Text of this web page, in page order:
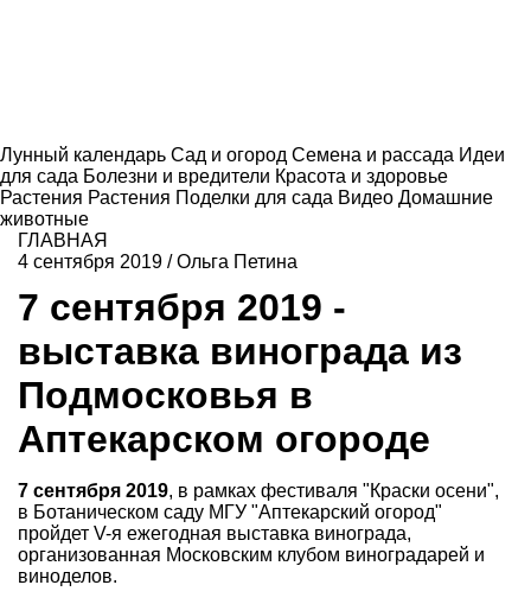
Лунный календарь Сад и огород Семена и рассада Идеи
для сада Болезни и вредители Красота и здоровье
Растения Растения Поделки для сада Видео Домашние
животные
ГЛАВНАЯ
4 сентября 2019 /Ольга Петина
7 сентября 2019 -
выставка винограда из
Подмосковья в
Аптекарском огороде
7 сентября 2019, в рамках фестиваля "Краски осени",
в Ботаническом саду МГУ "Аптекарский огород"
пройдет V-я ежегодная выставка винограда,
организованная Московским клубом виноградарей и
виноделов.